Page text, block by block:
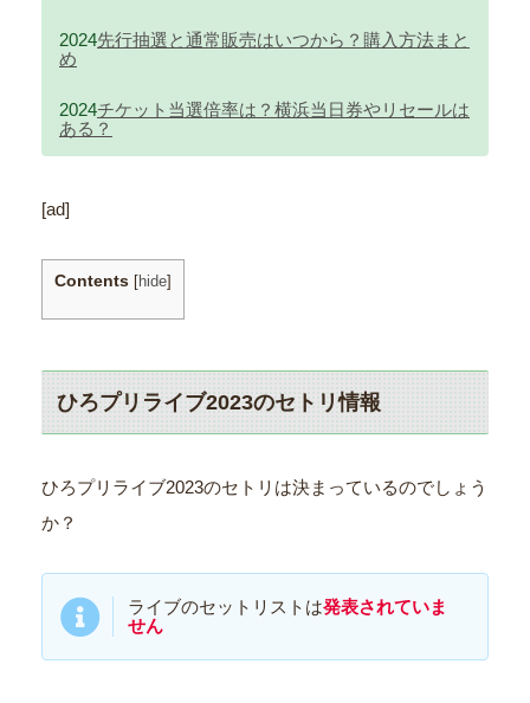
2024先行抽選と通常販売はいつから？購入方法まと
め
2024チケット当選倍率は？横浜当日券やリセールは
ある？
[ad]
Contents [hide]
ひろプリライブ2023のセトリ情報
ひろプリライブ2023のセトリは決まっているのでしょう
か？
ライブのセットリストは発表されていま
せん